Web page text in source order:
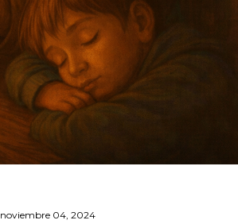
noviembre 04, 2024